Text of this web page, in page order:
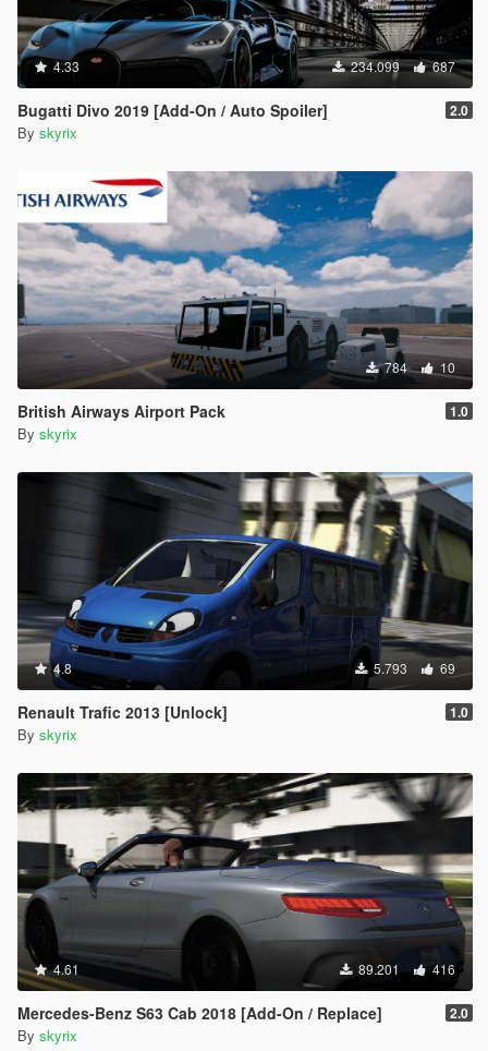
4.33 234.099 687
Bugatti Divo 2019 [Add-On / Auto Spoiler] 2.0
By skyrix
784 10
British Airways Airport Pack 1.0
By skyrix
4.8 5.793 69
Renault Trafic 2013 [Unlock] 1.0
By skyrix
4.61 89.201 416
Mercedes-Benz S63 Cab 2018 [Add-On / Replace] 2.0
By skyrix